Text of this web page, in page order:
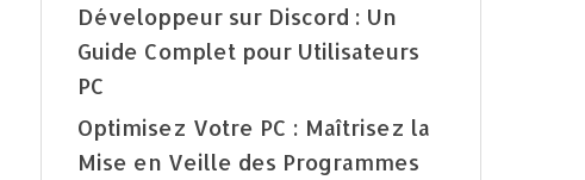
Développeur sur Discord : Un
Guide Complet pour Utilisateurs
PC
Optimisez Votre PC : Maîtrisez la
Mise en Veille des Programmes